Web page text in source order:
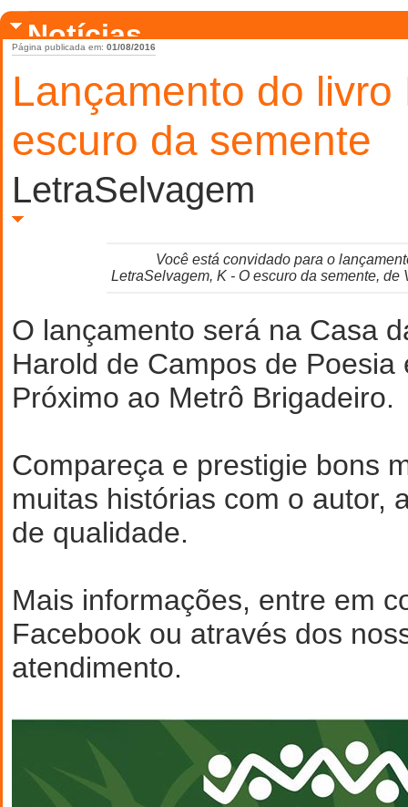
Notícias
Lançamento do livro
escuro da semente
Página publicada em: 01/08/2016
LetraSelvagem
Você está convidado para o
LetraSelvagem, K - O escuro da semente, de
O lançamento será na Casa
Harold de Campos de Poesia
Próximo ao Metrô Brigadeiro.
Compareça e prestigie bons
muitas histórias com o autor,
de qualidade.
Mais informações, entre em
Facebook ou através dos
atendimento.